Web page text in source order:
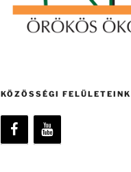
KÖZÖSSÉGI FELÜLETEINK